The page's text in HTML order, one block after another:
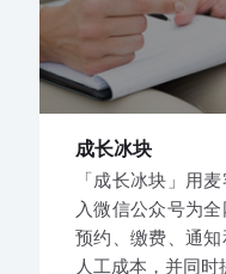
成长冰块
「成长冰块」用
入微信公众号为
预约、缴费、通
人工成本，并同时